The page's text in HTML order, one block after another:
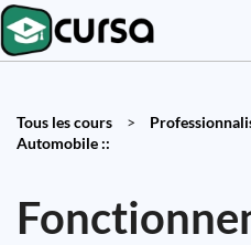
Tous les cours >
Automobile ::